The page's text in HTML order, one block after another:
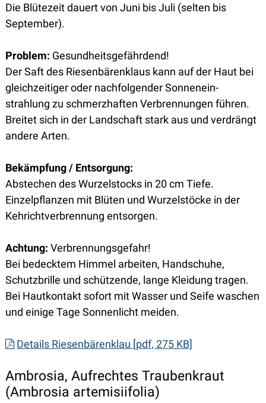
Die Blütezeit dauert von Juni bis Juli (selten bis
September).
Problem: Gesundheitsgefährdend!
Der Saft des Riesenbärenklaus kann auf der Haut bei
gleichzeitiger oder nachfolgender Sonnenein-
strahlung zu schmerzhaften Verbrennungen führen.
Breitet sich in der Landschaft stark aus und verdrängt
andere Arten.
Bekämpfung / Entsorgung:
Abstechen des Wurzelstocks in 20 cm Tiefe.
Einzelpflanzen mit Blüten und Wurzelstöcke in der
Kehrichtverbrennung entsorgen.
Achtung: Verbrennungsgefahr!
Bei bedecktem Himmel arbeiten, Handschuhe,
Schutzbrille und schützende, lange Kleidung tragen.
Bei Hautkontakt sofort mit Wasser und Seife waschen
und einige Tage Sonnenlicht meiden.
Details Riesenbärenklau [pdf, 275 KB]
Ambrosia, Aufrechtes Traubenkraut
(Ambrosia artemisiifolia)